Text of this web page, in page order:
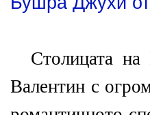
Столицата
Валентин с